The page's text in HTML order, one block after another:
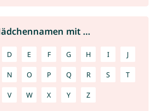
mit ...
D E F G H I J
N O P Q R S T
V W X Y Z